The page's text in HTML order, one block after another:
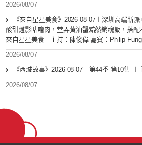
2026/08/07
《來自星星美食》2026-08-07︱深圳高端新
酸甜燈影咕嚕肉，堂弄黃油蟹黯然銷魂飯，搭配
來自星星美食︱主持：陳俊偉 嘉賓：Philip Fung
2026/08/07
《西城故事》2026-08-07︱第44季 第10集 ︱
2026/08/07